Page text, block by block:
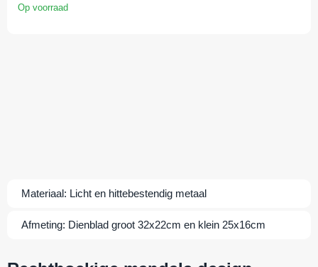
Op voorraad
Materiaal: Licht en hittebestendig metaal
Afmeting: Dienblad groot 32x22cm en klein 25x16cm